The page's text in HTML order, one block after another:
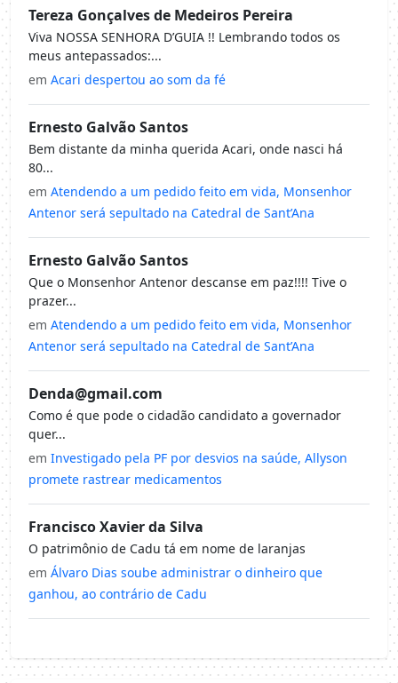
Tereza Gonçalves de Medeiros Pereira
Viva NOSSA SENHORA D’GUIA !! Lembrando todos os
meus antepassados:...
em Acari despertou ao som da fé
Ernesto Galvão Santos
Bem distante da minha querida Acari, onde nasci há
80...
em Atendendo a um pedido feito em vida, Monsenhor
Antenor será sepultado na Catedral de Sant’Ana
Ernesto Galvão Santos
Que o Monsenhor Antenor descanse em paz!!!! Tive o
prazer...
em Atendendo a um pedido feito em vida, Monsenhor
Antenor será sepultado na Catedral de Sant’Ana
Denda@gmail.com
Como é que pode o cidadão candidato a governador
quer...
em Investigado pela PF por desvios na saúde, Allyson
promete rastrear medicamentos
Francisco Xavier da Silva
O patrimônio de Cadu tá em nome de laranjas
em Álvaro Dias soube administrar o dinheiro que
ganhou, ao contrário de Cadu